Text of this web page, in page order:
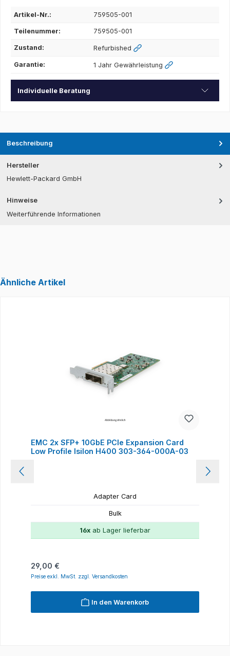
Artikel-Nr.: 759505-001
Teilenummer: 759505-001
Zustand: Refurbished
Garantie: 1 Jahr Gewährleistung
Individuelle Beratung
Beschreibung
Hersteller
Hewlett-Packard GmbH
Hinweise
Weiterführende Informationen
Ähnliche Artikel
EMC 2x SFP+ 10GbE PCIe Expansion Card
Low Profile Isilon H400 303-364-000A-03
Adapter Card
Bulk
16x ab Lager lieferbar
Regulärer Preis:
29,00 €
Preise exkl. MwSt. zzgl. Versandkosten
In den Warenkorb